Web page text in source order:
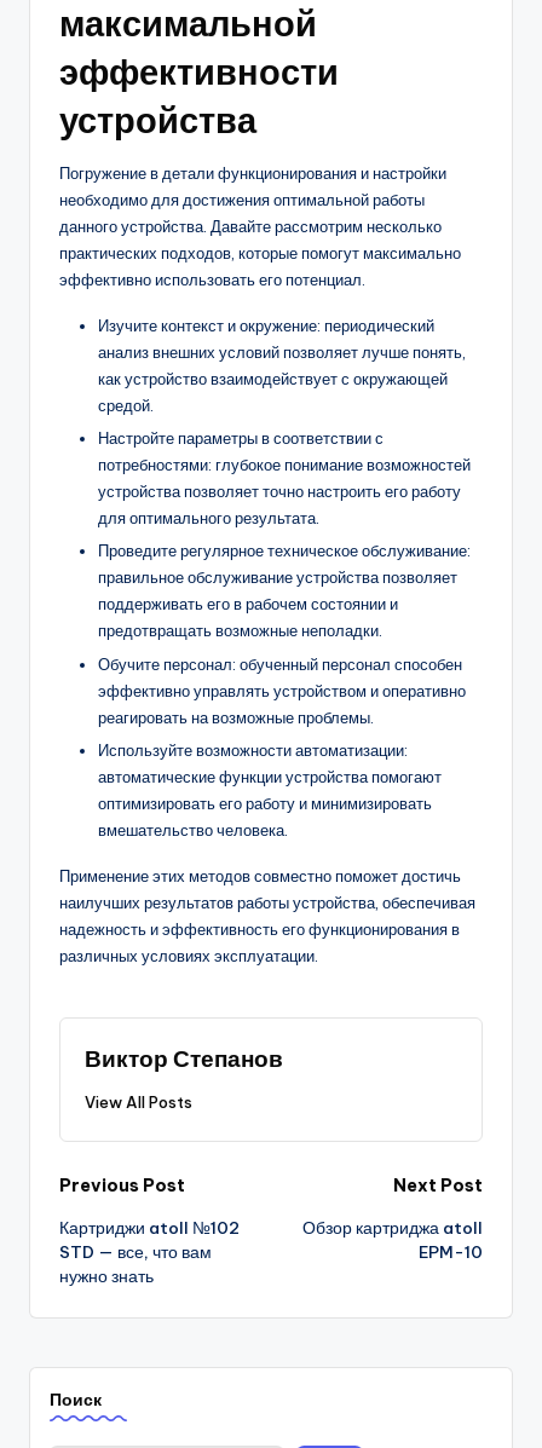
максимальной
эффективности
устройства
Погружение в детали функционирования и настройки
необходимо для достижения оптимальной работы
данного устройства. Давайте рассмотрим несколько
практических подходов, которые помогут максимально
эффективно использовать его потенциал.
Изучите контекст и окружение: периодический
анализ внешних условий позволяет лучше понять,
как устройство взаимодействует с окружающей
средой.
Настройте параметры в соответствии с
потребностями: глубокое понимание возможностей
устройства позволяет точно настроить его работу
для оптимального результата.
Проведите регулярное техническое обслуживание:
правильное обслуживание устройства позволяет
поддерживать его в рабочем состоянии и
предотвращать возможные неполадки.
Обучите персонал: обученный персонал способен
эффективно управлять устройством и оперативно
реагировать на возможные проблемы.
Используйте возможности автоматизации:
автоматические функции устройства помогают
оптимизировать его работу и минимизировать
вмешательство человека.
Применение этих методов совместно поможет достичь
наилучших результатов работы устройства, обеспечивая
надежность и эффективность его функционирования в
различных условиях эксплуатации.
Виктор Степанов
View All Posts
Post
navigation
Previous Post
Картриджи atoll №102
STD — все, что вам
нужно знать
Next Post
Обзор картриджа atoll
EPM-10
Поиск